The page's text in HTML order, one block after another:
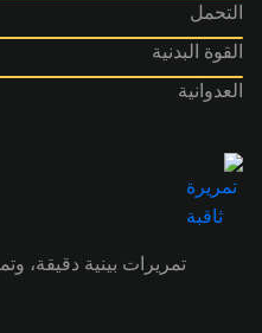
التحمل
القوة البدنية
العدوانية
تمريرات بينية دقيقة،